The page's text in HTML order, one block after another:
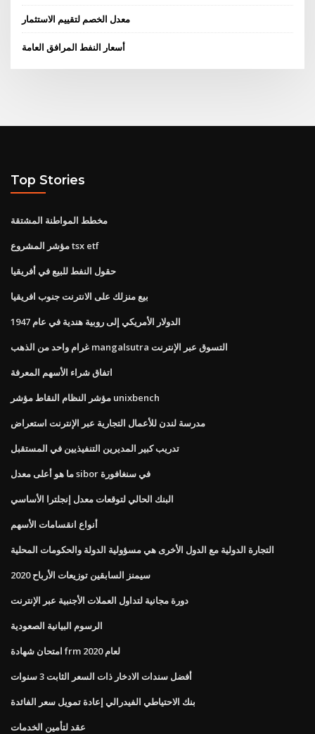
معدل الخصم لتقييم الاستثمار
أسعار النفط المرافق العامة
Top Stories
مخطط المواطنة المشتقة
مؤشر المشروع tsx etf
حقول النفط للبيع في أفريقيا
بيع منزلك على الانترنت جنوب افريقيا
الدولار الأمريكي إلى روبية هندية في عام 1947
غرام واحد من الذهب mangalsutra التسوق عبر الإنترنت
اتفاق شراء الأسهم المعرفة
مؤشر النظام النقاط مؤشر unixbench
مدرسة لندن للأعمال التجارية عبر الإنترنت استعراض
تدريب كبير المديرين التنفيذيين في المستقبل
ما هو أعلى معدل sibor في سنغافورة
البنك الحالي لتوقعات معدل إنجلترا الأساسي
أنواع انقسامات الأسهم
التجارة الدولية مع الدول الأخرى هي مسؤولية الدولة والحكومات المحلية
سيمنز السابقين توزيعات الأرباح 2020
دورة مجانية لتداول العملات الأجنبية عبر الإنترنت
الرسوم البيانية الصعودية
امتحان شهادة frm لعام 2020
أفضل سندات الادخار ذات السعر الثابت 3 سنوات
بنك الاحتياطي الفيدرالي إعادة تمويل سعر الفائدة
عقد لتأمين الخدمات